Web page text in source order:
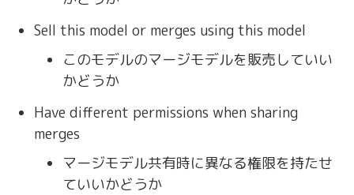
Sell this model or merges using this model
このモデルのマージモデルを販売していい
かどうか
Have different permissions when sharing
merges
マージモデル共有時に異なる権限を持たせ
ていいかどうか